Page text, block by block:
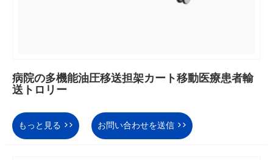
病院の多機能油圧移送担架カート移動医療患者輸
送トロリー
もっと見る >> お問い合わせを送信 >>